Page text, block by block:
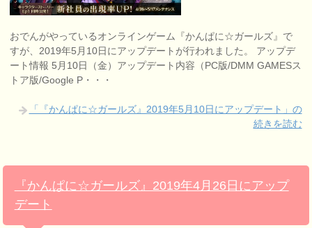
おでんがやっているオンラインゲーム『かんぱに☆ガールズ』で
すが、2019年5月10日にアップデートが行われました。 アップデ
ート情報 5月10日（金）アップデート内容（PC版/DMM GAMESス
トア版/Google P・・・
「『かんぱに☆ガールズ』2019年5月10日にアップデート」の
続きを読む
『かんぱに☆ガールズ』2019年4月26日にアップ
デート